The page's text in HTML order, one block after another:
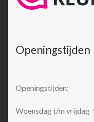
Openingstijden
Openingstijden:
Woensdag t/m vrijdag